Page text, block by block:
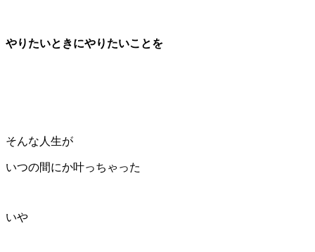
やりたいときにやりたいことを
そんな人生が
いつの間にか叶っちゃった
いや